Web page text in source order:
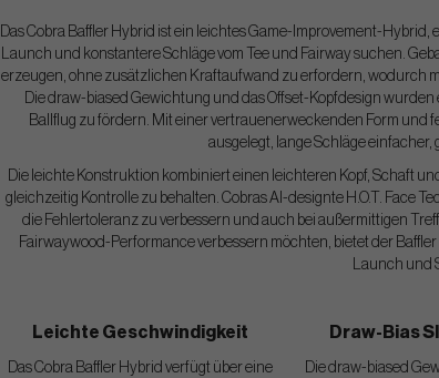
Das Cobra Baffler Hybrid ist ein leichtes Game-Improvement-
Launch und konstantere Schläge vom Tee und Fairway suchen.
erzeugen, ohne zusätzlichen Kraftaufwand zu erfordern, wodurch
Die draw-biased Gewichtung und das Offset-Kopfdesign
Ballflug zu fördern. Mit einer vertrauenerweckenden Form und
ausgelegt, lange Schläge
Die leichte Konstruktion kombiniert einen leichteren Kopf, Schaft
gleichzeitig Kontrolle zu behalten. Cobras AI-designte H.O.T. Face
die Fehlertoleranz zu verbessern und auch bei außermittigen
Fairwaywood-Performance verbessern möchten, bietet der
Launch und
Leichte Geschwindigkeit
Das Cobra Baffler Hybrid verfügt über eine
Draw-Bias
Die draw-biased